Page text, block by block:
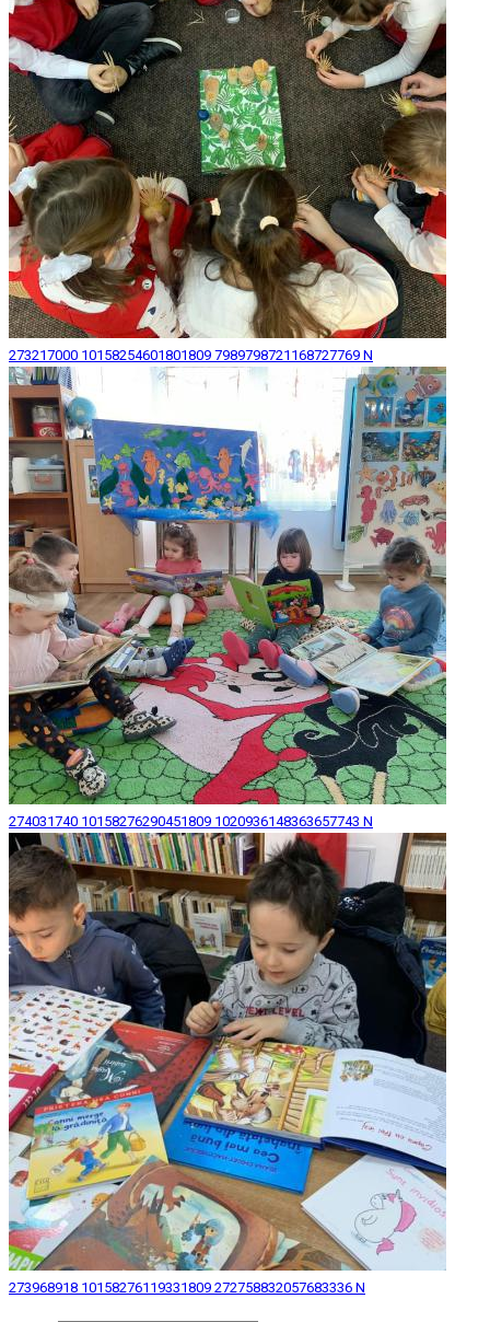
273217000 10158254601801809 7989798721168727769 N
274031740 10158276290451809 1020936148363657743 N
273968918 10158276119331809 272758832057683336 N